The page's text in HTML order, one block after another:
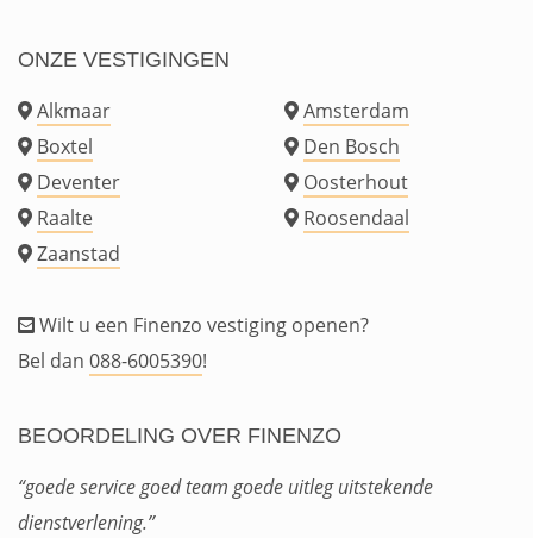
ONZE VESTIGINGEN
Alkmaar
Amsterdam
Boxtel
Den Bosch
Deventer
Oosterhout
Raalte
Roosendaal
Zaanstad
Wilt u een Finenzo vestiging openen?
Bel dan 088-6005390!
BEOORDELING OVER FINENZO
“goede service goed team goede uitleg uitstekende
dienstverlening.”